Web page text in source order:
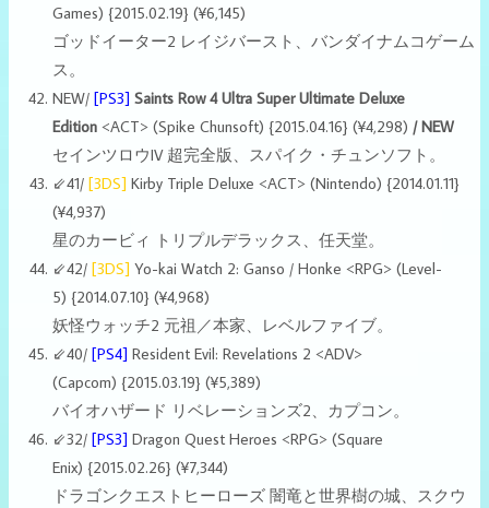
Games) {2015.02.19} (¥6,145)
ゴッドイーター2 レイジバースト、バンダイナムコゲーム
ス。
NEW/ [PS3] Saints Row 4 Ultra Super Ultimate Deluxe
Edition <ACT> (Spike Chunsoft) {2015.04.16} (¥4,298) / NEW
セインツロウIV 超完全版、スパイク・チュンソフト。
⇙41/ [3DS] Kirby Triple Deluxe <ACT> (Nintendo) {2014.01.11}
(¥4,937)
星のカービィ トリプルデラックス、任天堂。
⇙42/ [3DS] Yo-kai Watch 2: Ganso / Honke <RPG> (Level-
5) {2014.07.10} (¥4,968)
妖怪ウォッチ2 元祖／本家、レベルファイブ。
⇙40/ [PS4] Resident Evil: Revelations 2 <ADV>
(Capcom) {2015.03.19} (¥5,389)
バイオハザード リベレーションズ2、カプコン。
⇙32/ [PS3] Dragon Quest Heroes <RPG> (Square
Enix) {2015.02.26} (¥7,344)
ドラゴンクエストヒーローズ 闇竜と世界樹の城、スクウ